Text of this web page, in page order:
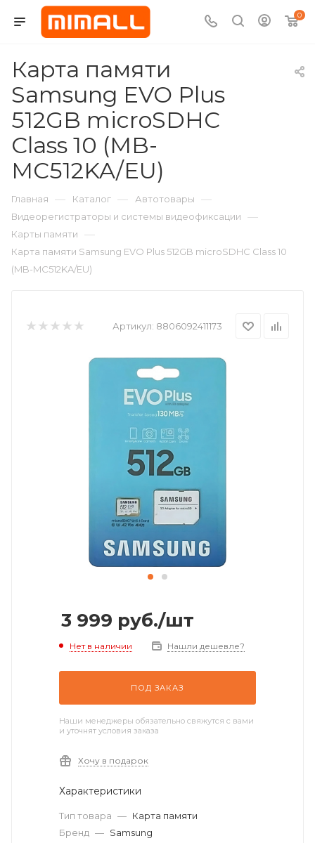
0
Карта памяти
Samsung EVO Plus
512GB microSDHC
Class 10 (MB-
MC512KA/EU)
Главная — Каталог — Автотовары —
Видеорегистраторы и системы видеофиксации —
Карты памяти —
Карта памяти Samsung EVO Plus 512GB microSDHC Class 10
(MB-MC512KA/EU)
Артикул: 8806092411173
3 999 руб./шт
Нет в наличии Нашли дешевле?
ПОД ЗАКАЗ
Наши менеджеры обязательно свяжутся с вами
и уточнят условия заказа
Хочу в подарок
Характеристики
Тип товара — Карта памяти
Бренд — Samsung